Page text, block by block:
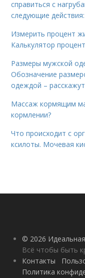
справиться с
следующие действия:
Измерить процент
Калькулятор
Размеры мужской
Обозначение
одеждой –
Массаж кормящим
кормлении?
Что происходит с
ксилоты. Мочевая
© 2026
Всё чтобы быть
Контакты
Политика